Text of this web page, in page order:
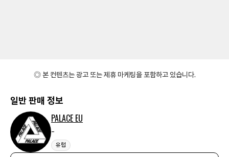
◎ 본 컨텐츠는 광고 또는 제휴 마케팅을 포함하고 있습니다.
일반 판매 정보
PALACE EU
-
유럽